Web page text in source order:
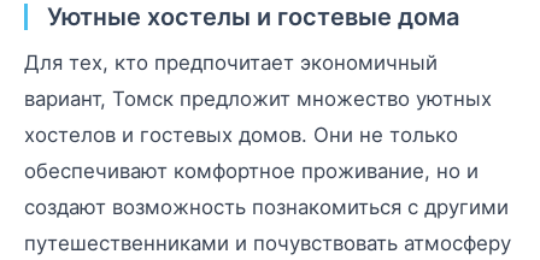
Уютные хостелы и гостевые дома
Для тех, кто предпочитает экономичный
вариант, Томск предложит множество уютных
хостелов и гостевых домов. Они не только
обеспечивают комфортное проживание, но и
создают возможность познакомиться с другими
путешественниками и почувствовать атмосферу